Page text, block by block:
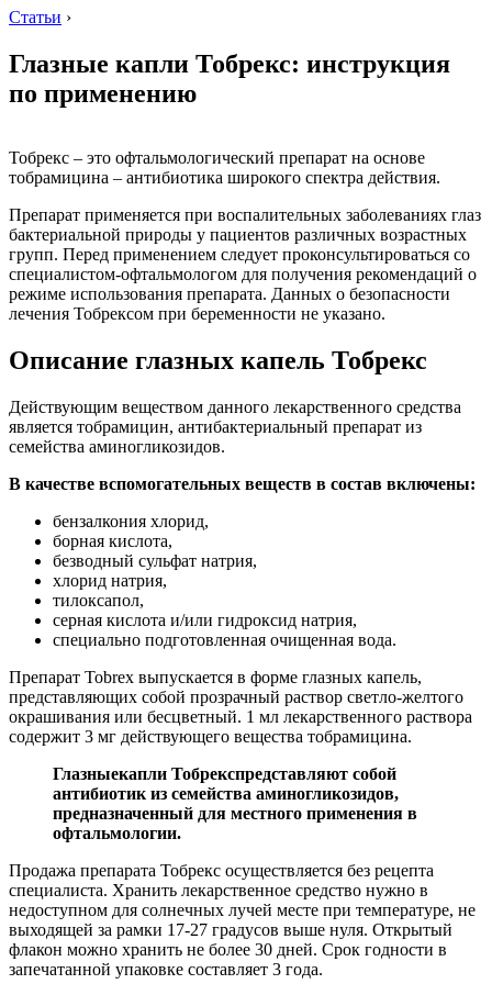
Статьи ›
Глазные капли Тобрекс: инструкция
по применению
Тобрекс – это офтальмологический препарат на основе
тобрамицина – антибиотика широкого спектра действия.
Препарат применяется при воспалительных заболеваниях глаз
бактериальной природы у пациентов различных возрастных
групп. Перед применением следует проконсультироваться со
специалистом-офтальмологом для получения рекомендаций о
режиме использования препарата. Данных о безопасности
лечения Тобрексом при беременности не указано.
Описание глазных капель Тобрекс
Действующим веществом данного лекарственного средства
является тобрамицин, антибактериальный препарат из
семейства аминогликозидов.
В качестве вспомогательных веществ в состав включены:
бензалкония хлорид,
борная кислота,
безводный сульфат натрия,
хлорид натрия,
тилоксапол,
серная кислота и/или гидроксид натрия,
специально подготовленная очищенная вода.
Препарат Tobrex выпускается в форме глазных капель,
представляющих собой прозрачный раствор светло-желтого
окрашивания или бесцветный. 1 мл лекарственного раствора
содержит 3 мг действующего вещества тобрамицина.
Глазныекапли Тобрекспредставляют собой
антибиотик из семейства аминогликозидов,
предназначенный для местного применения в
офтальмологии.
Продажа препарата Тобрекс осуществляется без рецепта
специалиста. Хранить лекарственное средство нужно в
недоступном для солнечных лучей месте при температуре, не
выходящей за рамки 17-27 градусов выше нуля. Открытый
флакон можно хранить не более 30 дней. Срок годности в
запечатанной упаковке составляет 3 года.